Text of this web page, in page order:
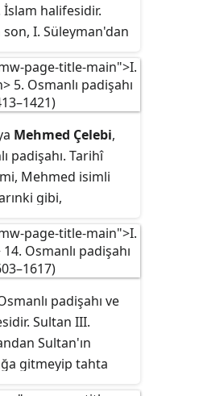
İslam halifesidir.
I. Süleyman'dan
nedenle de
kazanılan Eğri
ordunun başında
kendisineEğri
Döneminde
Haçova Savaşı,
Avrupa
son büyük
düzenini kaldırmış
önceki hükümdarlar
süren Celali
1603 yılları
bastırmıştır.
Mehmed Çelebi,
padişahı. Tarihî
Mehmed isimli
gibi,
cariye olan Devlet
padişahı ve
Sultan III.
Sultan'ın
gitmeyip tahta